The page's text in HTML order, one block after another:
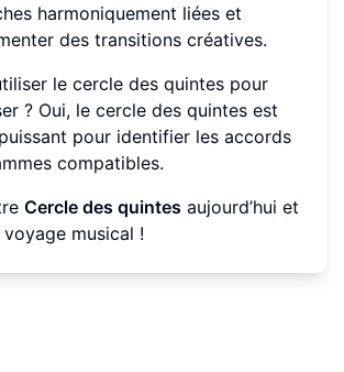
harmoniquement liées et
des transitions créatives.
le cercle des quintes pour
? Oui, le cercle des quintes est
pour identifier les accords
compatibles.
Cercle des quintes aujourd’hui et
musical !